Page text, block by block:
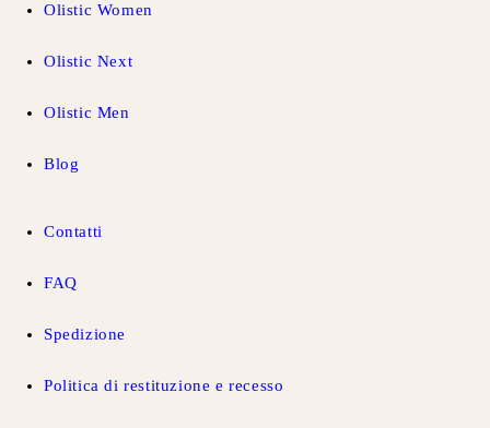
Olistic Women
Olistic Next
Olistic Men
Blog
Contatti
FAQ
Spedizione
Politica di restituzione e recesso